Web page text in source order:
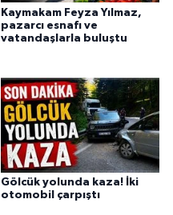
Kaymakam Feyza Yılmaz,
pazarcı esnafı ve
vatandaşlarla buluştu
Gölcük yolunda kaza! İki
otomobil çarpıştı